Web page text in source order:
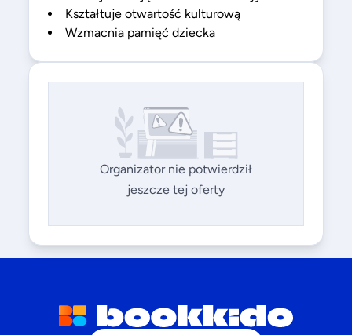
Kształtuje otwartość kulturową
Wzmacnia pamięć dziecka
Organizator nie potwierdził
jeszcze tej oferty